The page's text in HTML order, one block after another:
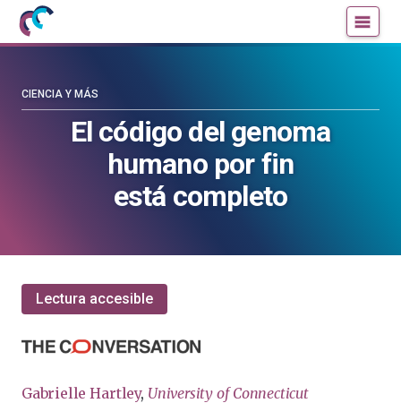
Mujeres
con
blog
El código del genoma
humano por fin
está completo
CIENCIA Y MÁS
Lectura accesible
Gabrielle Hartley, University of Connecticut